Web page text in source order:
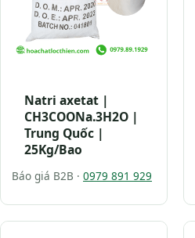
Natri axetat |
CH3COONa.3H2O |
Trung Quốc |
25Kg/Bao
Báo giá B2B · 0979 891 929